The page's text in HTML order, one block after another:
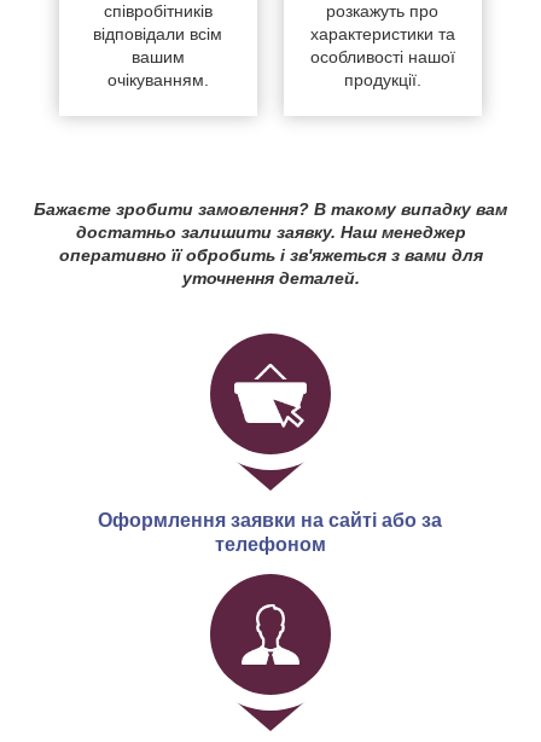
співробітників
відповідали всім
вашим
очікуванням.
розкажуть про
характеристики та
особливості нашої
продукції.
Бажаєте зробити замовлення? В такому випадку вам
достатньо залишити заявку. Наш менеджер
оперативно її обробить і зв'яжеться з вами для
уточнення деталей.
Оформлення заявки на сайті або за
телефоном